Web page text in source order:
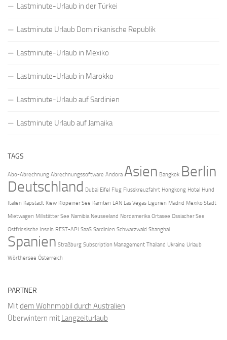
Lastminute-Urlaub in der Türkei
Lastminute Urlaub Dominikanische Republik
Lastminute-Urlaub in Mexiko
Lastminute-Urlaub in Marokko
Lastminute-Urlaub auf Sardinien
Lastminute Urlaub auf Jamaika
TAGS
Abo-Abrechnung Abrechnungssoftware Andora Asien Bangkok Berlin
Deutschland Dubai Eifel Flug Flusskreuzfahrt Hongkong Hotel Hund
Italien Kapstadt Kiew Klopeiner See Kärnten LAN Las Vegas Ligurien Madrid Mexiko Stadt
Mietwagen Millstätter See Namibia Neuseeland Nordamerika Ortasee Ossiacher See
Ostfriesische Inseln REST-API SaaS Sardinien Schwarzwald Shanghai
Spanien Straßburg Subscription Management Thailand Ukraine Urlaub
Wörthersee Österreich
PARTNER
Mitdem Wohnmobil durch Australien
Überwintern mit Langzeiturlaub